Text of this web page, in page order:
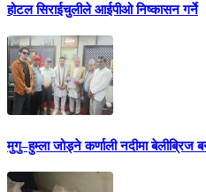
होटल सिराईचुलीले आईपीओ निष्कासन गर्ने
मुगु–हुम्ला जोड्ने कर्णाली नदीमा बेलीब्रिज